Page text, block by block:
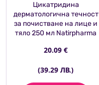
Цикатридина
дерматологична течност
за почистване на лице и
тяло 250 мл Natirpharma
20.09 €
(39.29 ЛВ.)